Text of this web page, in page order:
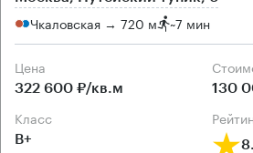
Чкаловская → 720 м ~7 мин
Цена
322 600 ₽/кв.м 130
класс
B+